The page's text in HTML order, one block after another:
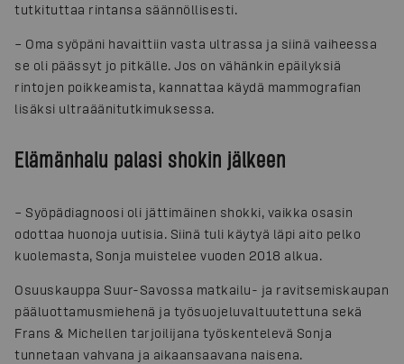
tutkituttaa rintansa säännöllisesti.
– Oma syöpäni havaittiin vasta ultrassa ja siinä vaiheessa
se oli päässyt jo pitkälle. Jos on vähänkin epäilyksiä
rintojen poikkeamista, kannattaa käydä mammografian
lisäksi ultraäänitutkimuksessa.
Elämänhalu palasi shokin jälkeen
– Syöpädiagnoosi oli jättimäinen shokki, vaikka osasin
odottaa huonoja uutisia. Siinä tuli käytyä läpi aito pelko
kuolemasta, Sonja muistelee vuoden 2018 alkua.
Osuuskauppa Suur-Savossa matkailu- ja ravitsemiskaupan
pääluottamusmiehenä ja työsuojeluvaltuutettuna sekä
Frans & Michellen tarjoilijana työskentelevä Sonja
tunnetaan vahvana ja aikaansaavana naisena.